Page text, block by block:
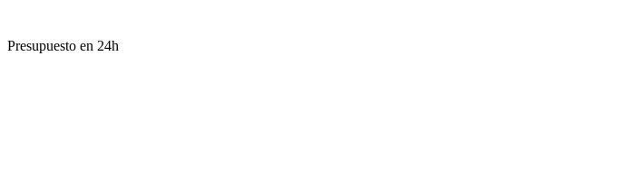
Presupuesto en 24h